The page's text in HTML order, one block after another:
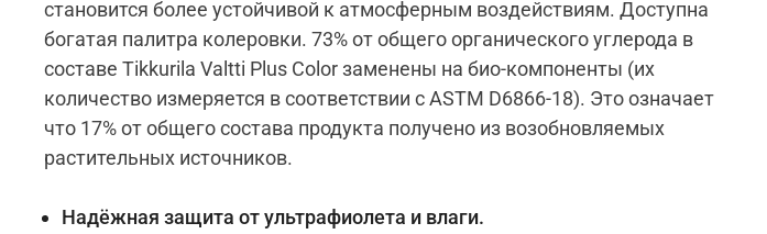
становится более устойчивой к атмосферным воздействиям. Доступна
богатая палитра колеровки. 73% от общего органического углерода в
составе Tikkurila Valtti Plus Color заменены на био-компоненты (их
количество измеряется в соответствии с ASTM D6866-18). Это означает
что 17% от общего состава продукта получено из возобновляемых
растительных источников.
Надёжная защита от ультрафиолета и влаги.